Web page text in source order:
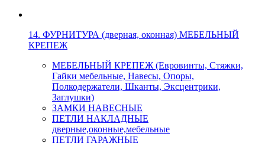
14. ФУРНИТУРА (дверная, оконная) МЕБЕЛЬНЫЙ
КРЕПЕЖ
МЕБЕЛЬНЫЙ КРЕПЕЖ (Евровинты, Стяжки,
Гайки мебельные, Навесы, Опоры,
Полкодержатели, Шканты, Эксцентрики,
Заглушки)
ЗАМКИ НАВЕСНЫЕ
ПЕТЛИ НАКЛАДНЫЕ
дверные,оконные,мебельные
ПЕТЛИ ГАРАЖНЫЕ